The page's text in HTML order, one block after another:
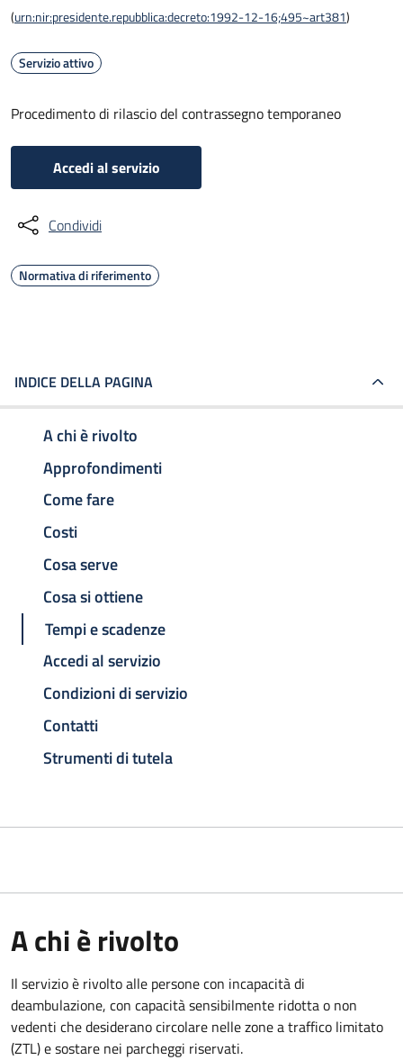
(urn:nir:presidente.repubblica:decreto:1992-12-16;495~art381)
Servizio attivo
Procedimento di rilascio del contrassegno temporaneo
Accedi al servizio
Condividi
Normativa di riferimento
INDICE DELLA PAGINA
A chi è rivolto
Approfondimenti
Come fare
Costi
Cosa serve
Cosa si ottiene
Tempi e scadenze
Accedi al servizio
Condizioni di servizio
Contatti
Strumenti di tutela
A chi è rivolto
Il servizio è rivolto alle persone con incapacità di
deambulazione, con capacità sensibilmente ridotta o non
vedenti che desiderano circolare nelle zone a traffico limitato
(ZTL) e sostare nei parcheggi riservati.